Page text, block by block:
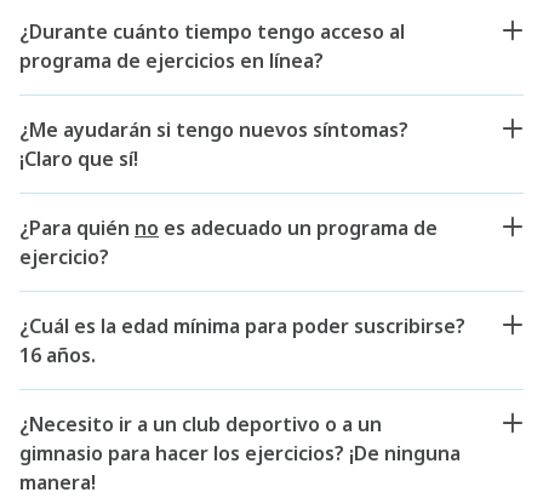
¿Durante cuánto tiempo tengo acceso al
programa de ejercicios en línea?
¿Me ayudarán si tengo nuevos síntomas?
¡Claro que sí!
¿Para quién no es adecuado un programa de
ejercicio?
¿Cuál es la edad mínima para poder suscribirse?
16 años.
¿Necesito ir a un club deportivo o a un
gimnasio para hacer los ejercicios? ¡De ninguna
manera!